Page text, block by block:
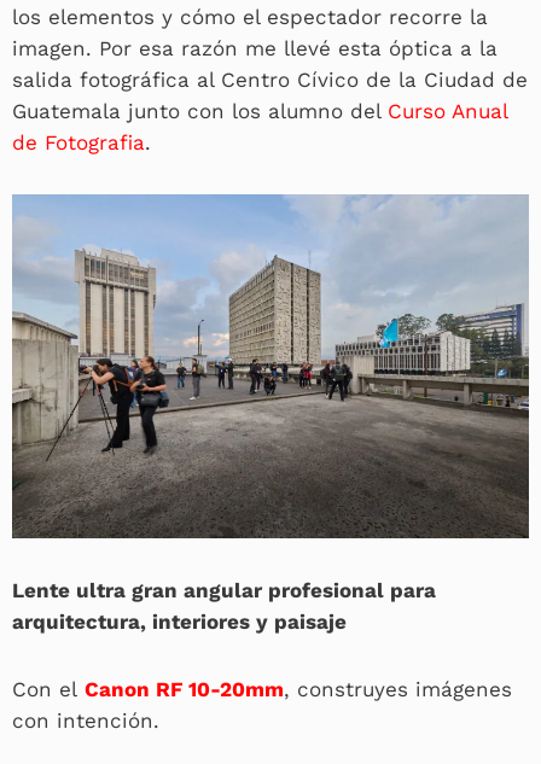
los elementos y cómo el espectador recorre la
imagen. Por esa razón me llevé esta óptica a la
salida fotográfica al Centro Cívico de la Ciudad de
Guatemala junto con los alumno del Curso Anual
de Fotografia.
Lente ultra gran angular profesional para
arquitectura, interiores y paisaje
Con el Canon RF 10-20mm, construyes imágenes
con intención.